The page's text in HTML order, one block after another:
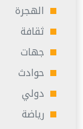
الهجرة
ثقافة
جهات
حوادث
دولي
رياضة